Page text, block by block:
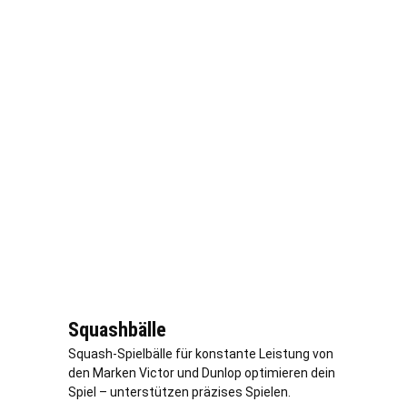
Squashbälle
Squash-Spielbälle für konstante Leistung von
den Marken Victor und Dunlop optimieren dein
Spiel – unterstützen präzises Spielen.